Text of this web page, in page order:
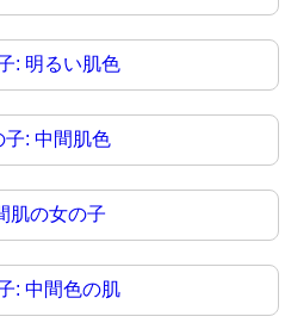
: 明るい肌色
子: 中間肌色
肌の女の子
: 中間色の肌